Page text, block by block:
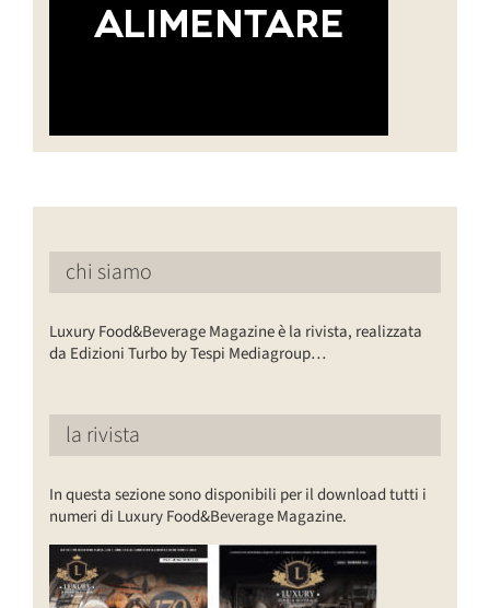
chi siamo
Luxury Food&Beverage Magazine è la rivista, realizzata
da Edizioni Turbo by Tespi Mediagroup…
la rivista
In questa sezione sono disponibili per il download tutti i
numeri di Luxury Food&Beverage Magazine.